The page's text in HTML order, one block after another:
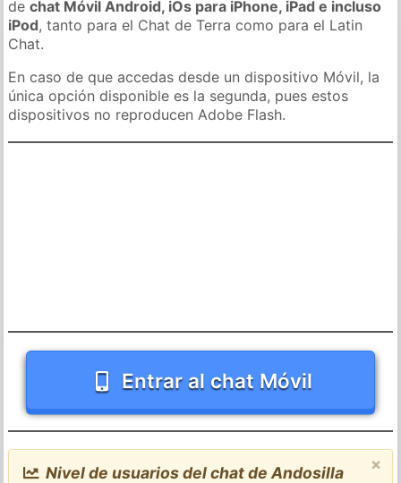
dechat Móvil Android, iOs para iPhone, iPad e incluso
iPod, tanto para el Chat de Terra como para el Latin
Chat.
En caso de que accedas desde un dispositivo Móvil, la
única opción disponible es la segunda, pues estos
dispositivos no reproducen Adobe Flash.
Entrar al chat Móvil
×
Nivel de usuarios del chat de Andosilla